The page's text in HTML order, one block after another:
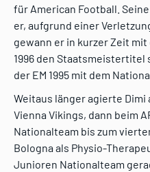
für American Football.
er, aufgrund einer
gewann er in kurzer Zeit mit
1996 den Staatsmeistertitel
der EM 1995 mit dem
Weitaus länger agierte
Vienna Vikings, dann beim
Nationalteam bis zum
Bologna als Physio-
Junioren Nationalteam